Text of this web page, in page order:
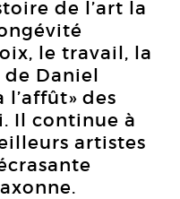
de l’art la
le travail, la
Daniel
des
Il continue à
artistes